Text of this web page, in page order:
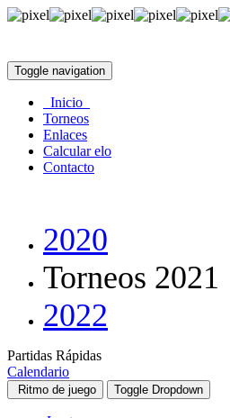
Toggle navigation
Inicio
Torneos
Enlaces
Calcular elo
Contacto
2020
Torneos 2021
2022
Partidas Rápidas
Calendario
Ritmo de juego Toggle Dropdown